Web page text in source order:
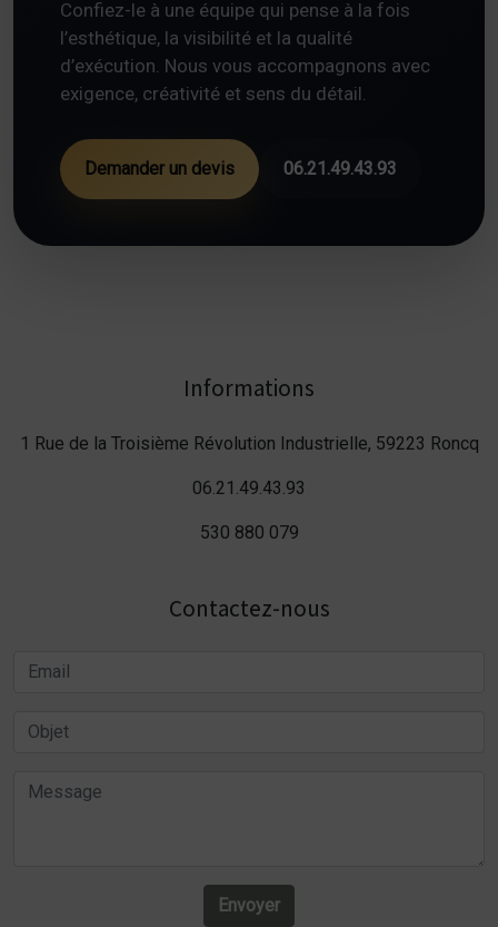
Confiez-le à une équipe qui pense à la fois
l’esthétique, la visibilité et la qualité
d’exécution. Nous vous accompagnons avec
exigence, créativité et sens du détail.
Demander un devis 06.21.49.43.93
Informations
1 Rue de la Troisième Révolution Industrielle, 59223 Roncq
06.21.49.43.93
530 880 079
Contactez-nous
Envoyer